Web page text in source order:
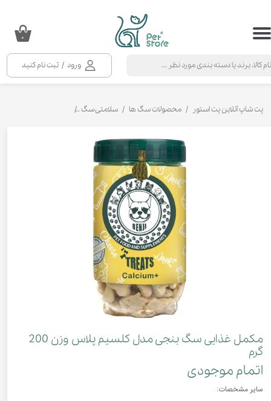
ورود / ثبت نام کنید
حساب کاربری من
خروج از حساب کاربری
۰
پت شاپ آنلاین پت استور محصولات سگ ها سلامتی سگ
مکمل غذایی سگ بنجی مدل کلسیم پلاس وزن 200
گرم
اتمام موجودی
سایر مشخصات: